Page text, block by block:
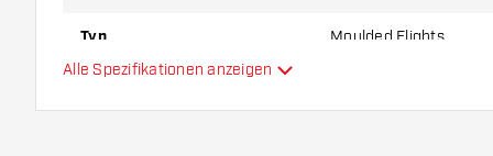
Typ Moulded Flights
Alle Spezifikationen anzeigen